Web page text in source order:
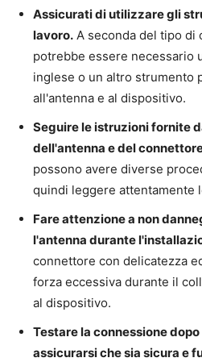
Assicurati di utilizzare gli
lavoro. A seconda del tipo di
potrebbe essere necessario
inglese o un altro strumento
all'antenna e al dispositivo.
Seguire le istruzioni fornite
dell'antenna e del
possono avere diverse
quindi leggere attentamente
Fare attenzione a non
l'antenna durante
connettore con delicatezza
forza eccessiva durante il
al dispositivo.
Testare la connessione
assicurarsi che sia sicura e